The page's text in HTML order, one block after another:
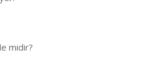
midir?